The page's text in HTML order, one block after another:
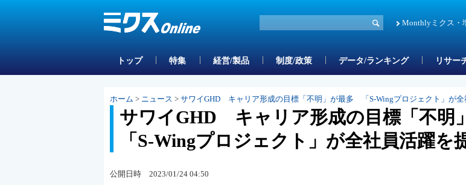
Monthlyミクス・
トップ 特集 経営/製品 制度/政策 データ/ランキング リサー
ホーム > ニュース > サワイGHD キャリア形成の目標「不明」が最多 「S-Wingプロジェクト」が全
サワイGHD キャリア形成の目標「不明
「S-Wingプロジェクト」が全社員活躍を
公開日時 2023/01/24 04:50